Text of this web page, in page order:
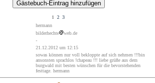
1 2 3
hermann
bilderhechte
web.de
-
21.12.2012 um 12:15
sowas können nur voll bekloppte auf sich nehmen !!!bin
ansonsten sprachlos !chapeau !!! liebe grüße aus dem
burgwald mit besten wünschen für die bevorstehenden
festtage. hermann